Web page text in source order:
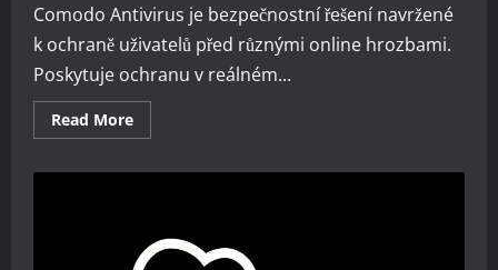
Comodo Antivirus je bezpečnostní řešení navržené
k ochraně uživatelů před různými online hrozbami.
Poskytuje ochranu v reálném...
Read MoreRead
more